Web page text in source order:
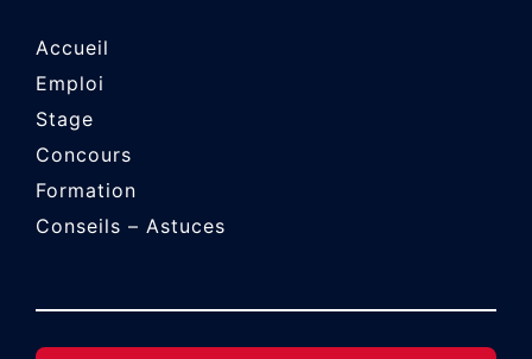
Accueil
Emploi
Stage
Concours
Formation
Conseils – Astuces